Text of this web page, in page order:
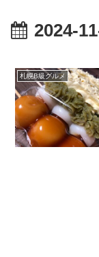
2024-
札幌B級グルメ